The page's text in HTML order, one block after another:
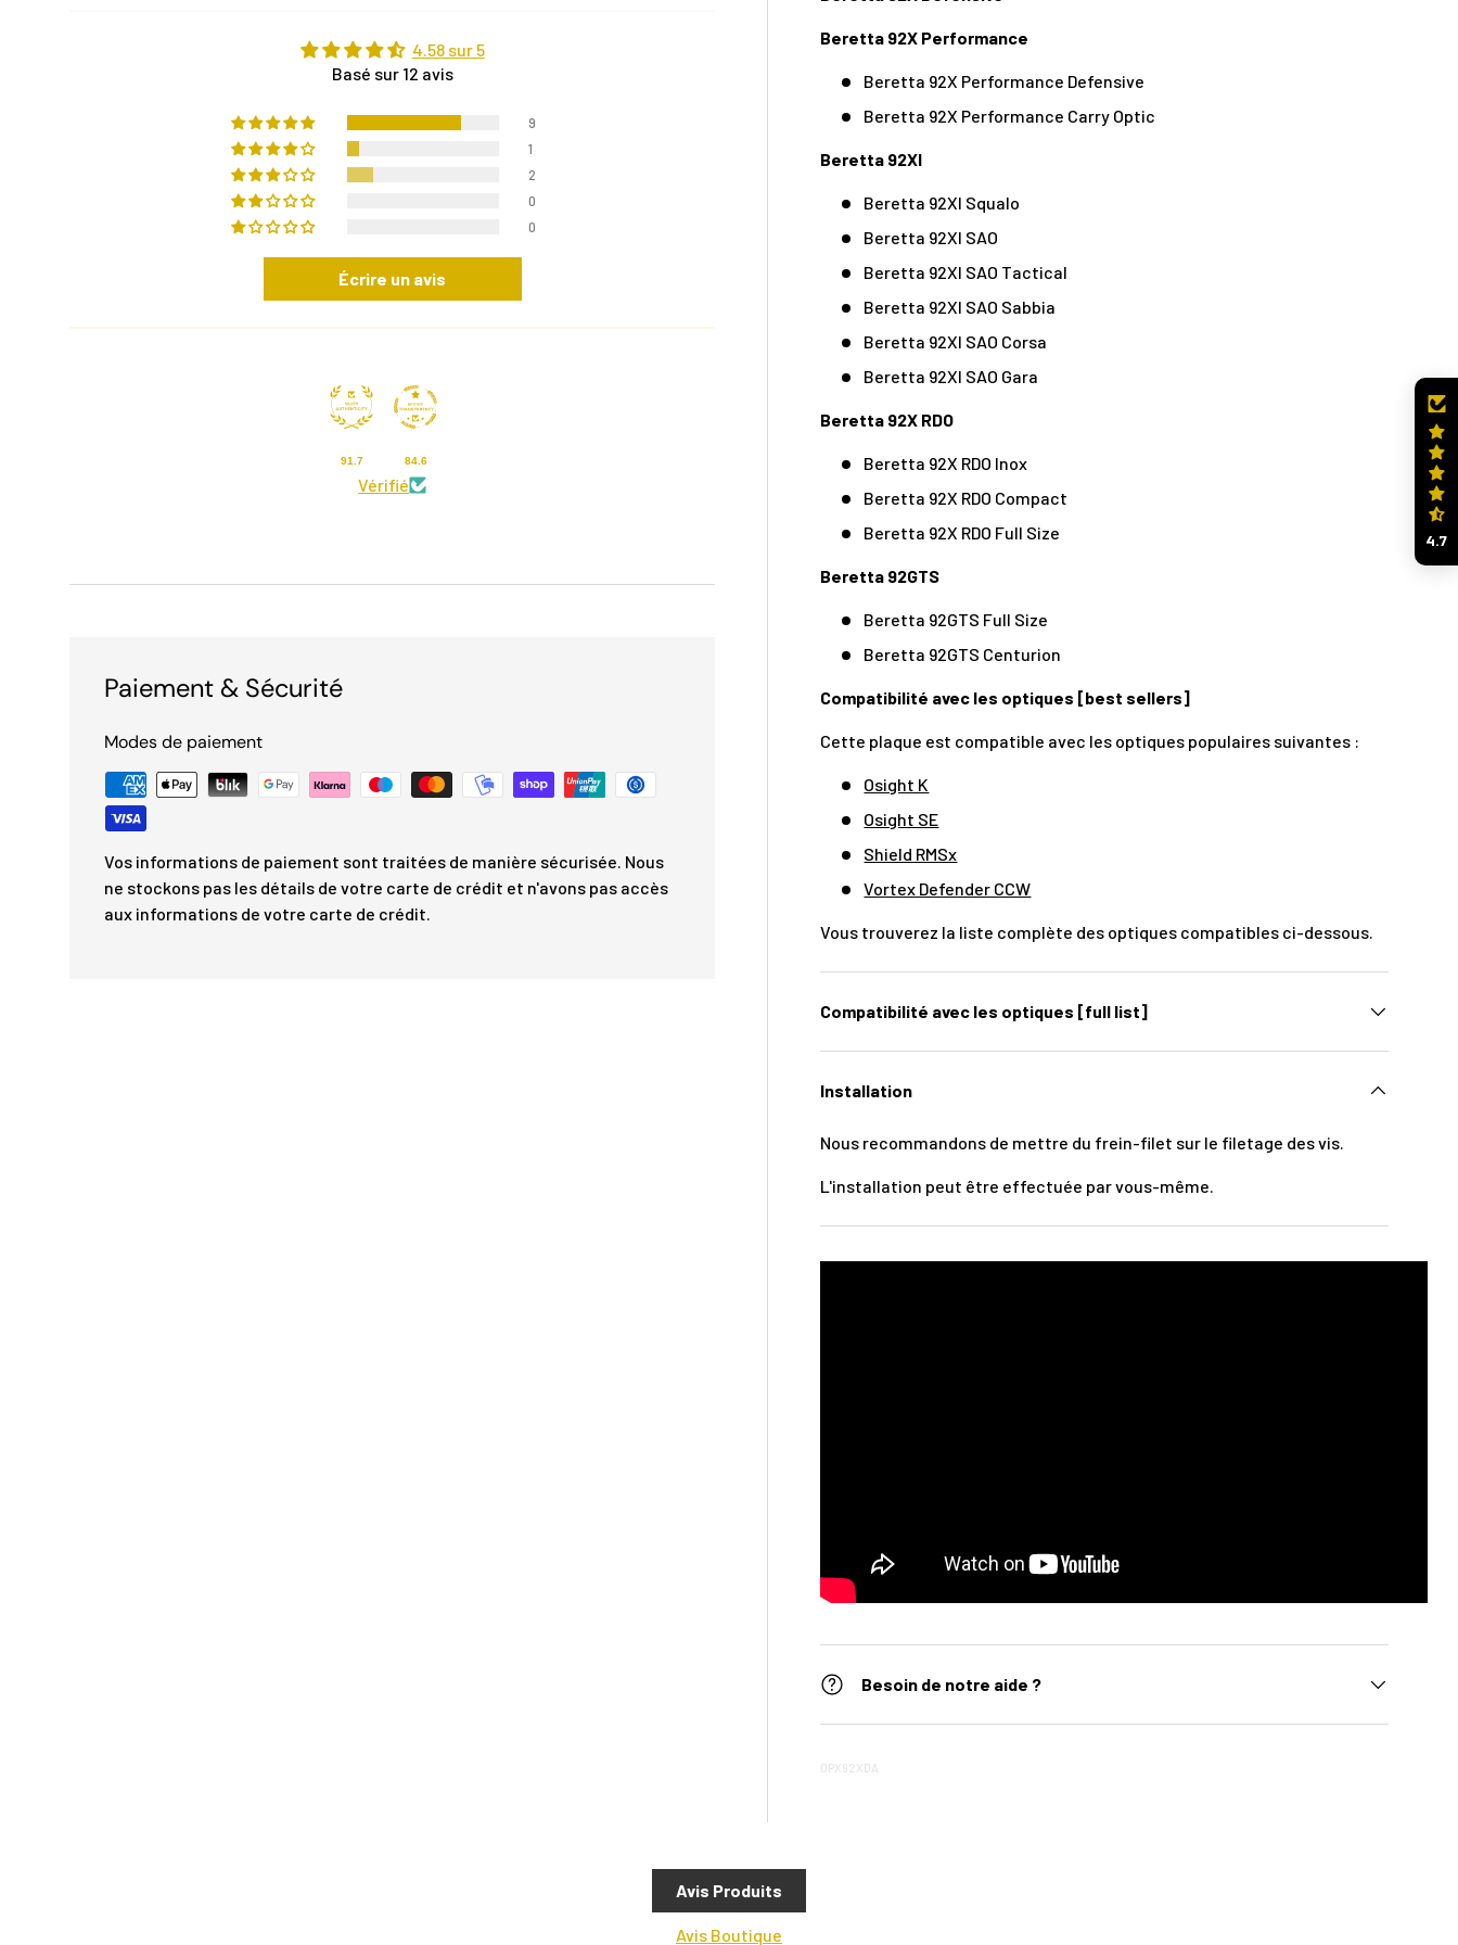
Beretta 92X Performance
Beretta 92X Performance Defensive
Beretta 92X Performance Carry Optic
Beretta 92XI
Beretta 92XI Squalo
Beretta 92XI SAO
Beretta 92XI SAO Tactical
Beretta 92XI SAO Sabbia
Beretta 92XI SAO Corsa
Beretta 92XI SAO Gara
Beretta 92X RDO
Beretta 92X RDO Inox
Beretta 92X RDO Compact
Beretta 92X RDO Full Size
Beretta 92GTS
Beretta 92GTS Full Size
Beretta 92GTS Centurion
Compatibilité avec les optiques [best sellers]
Cette plaque est compatible avec les optiques populaires suivantes :
Osight K
Osight SE
Shield RMSx
Vortex Defender CCW
Vous trouverez la liste complète des optiques compatibles ci-dessous.
Compatibilité avec les optiques [full list]
Installation
Nous recommandons de mettre du frein-filet sur le filetage des vis.
L'installation peut être effectuée par vous-même.
Besoin de notre aide ?
OPX92XDA
4.58 sur 5
Basé sur 12 avis
9
1
2
0
0
Écrire un avis
91.7 84.6
Vérifié
Paiement & Sécurité
Modes de paiement
Vos informations de paiement sont traitées de manière sécurisée. Nous
ne stockons pas les détails de votre carte de crédit et n'avons pas accès
aux informations de votre carte de crédit.
Avis Produits
Avis Boutique
4.7